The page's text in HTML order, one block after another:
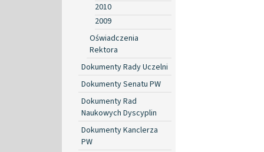
2010
2009
Oświadczenia
Rektora
Dokumenty Rady Uczelni
Dokumenty Senatu PW
Dokumenty Rad
Naukowych Dyscyplin
Dokumenty Kanclerza
PW